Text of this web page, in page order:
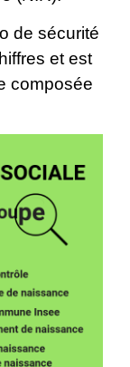
de sécurité
et est
composée